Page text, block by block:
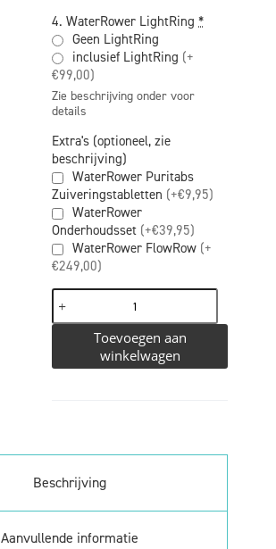
4. WaterRower LightRing *
Geen LightRing
inclusief LightRing (+
€99,00)
Zie beschrijving onder voor
details
Extra's (optioneel, zie
beschrijving)
WaterRower Puritabs
Zuiveringstabletten (+€9,95)
WaterRower
Onderhoudsset (+€39,95)
WaterRower FlowRow (+
€249,00)
Toevoegen aan
winkelwagen
Beschrijving
Aanvullende informatie